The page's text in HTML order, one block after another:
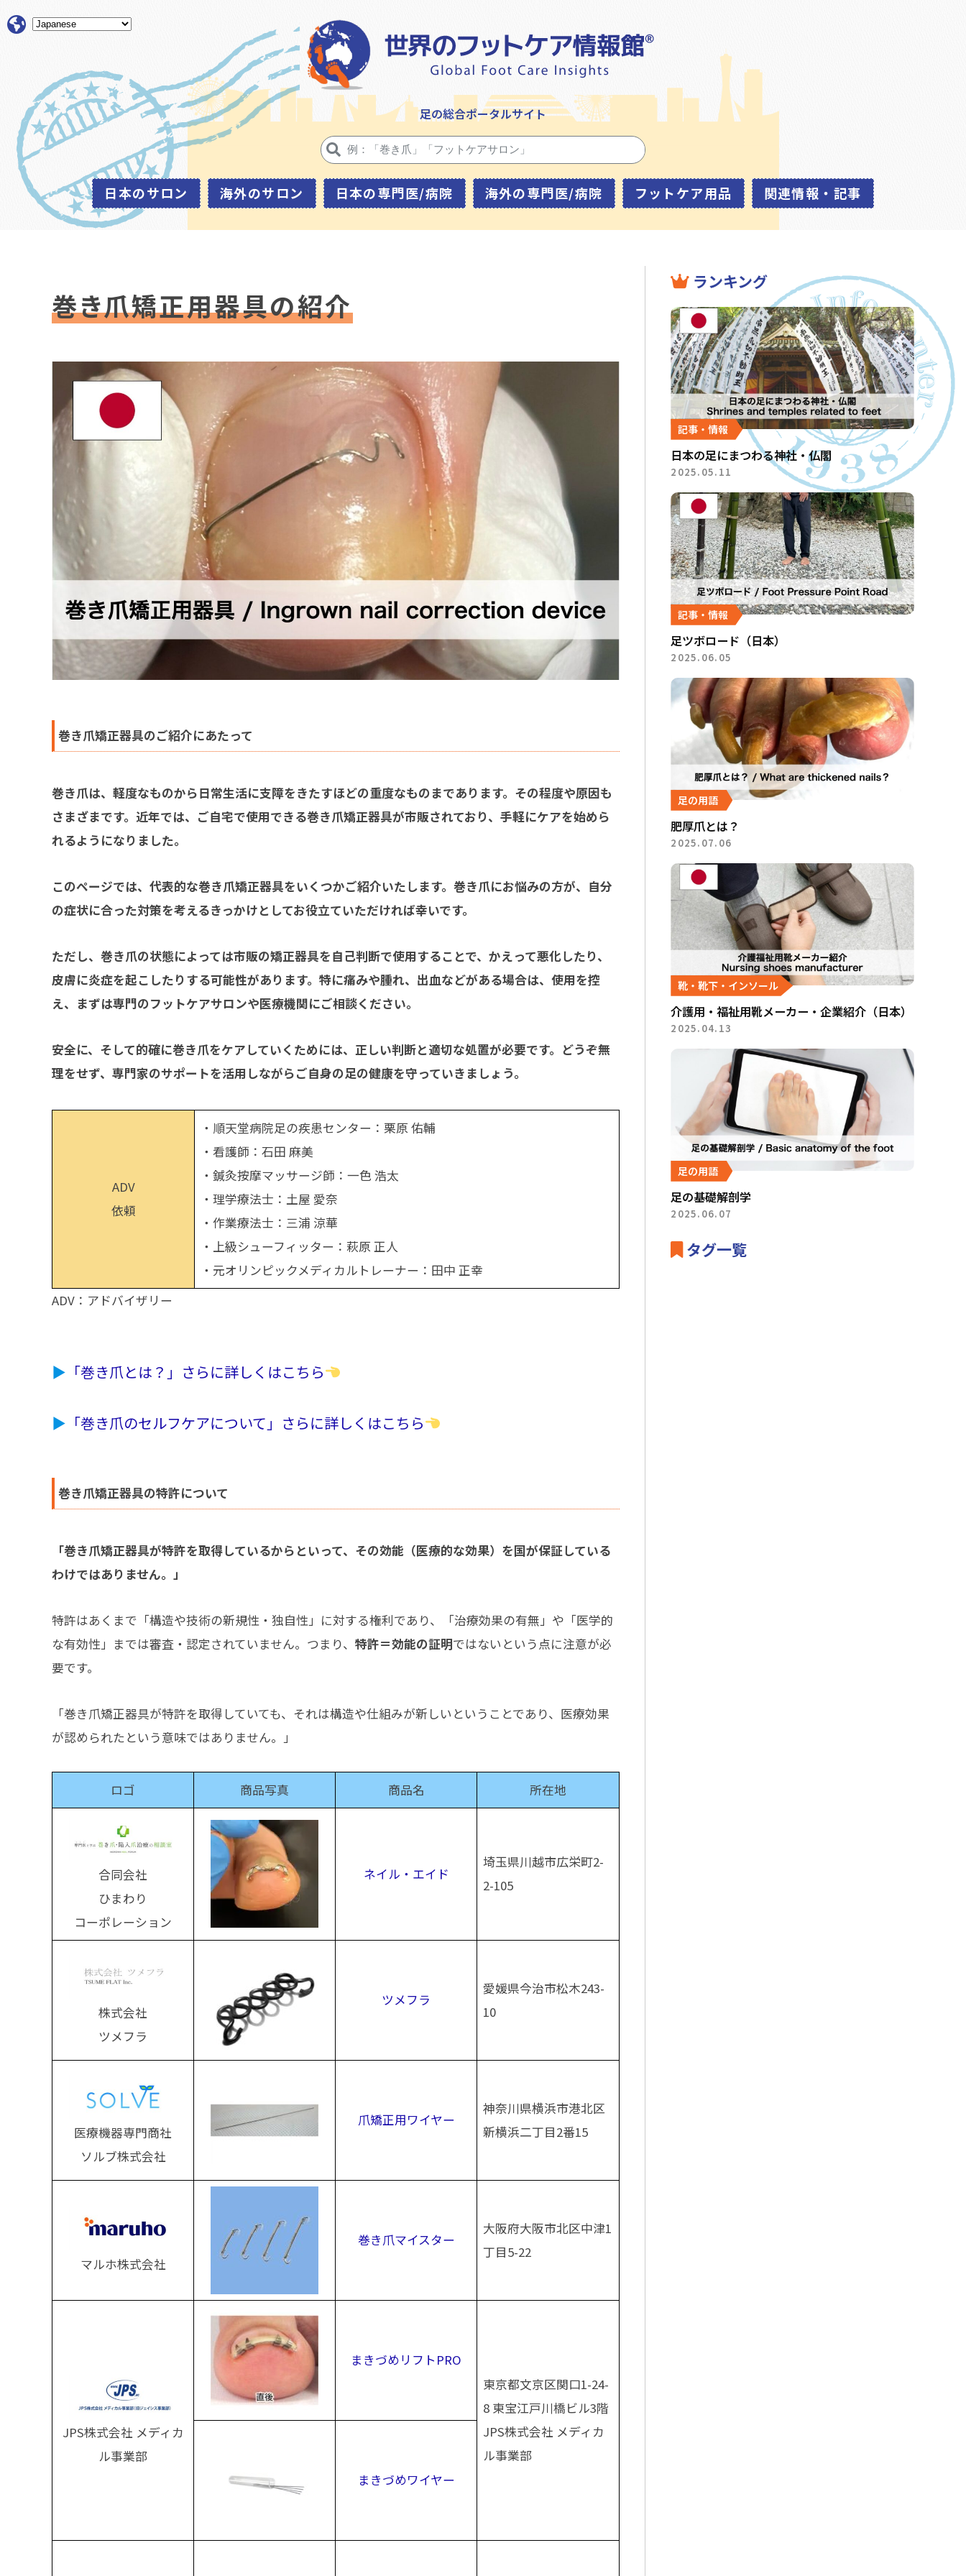
足の総合ポータルサイト
日本のサロン 海外のサロン 日本の専門医/病院 海外の専門医/病院 フットケア用品 関連情報・記事
巻き爪矯正用器具の紹介
巻き爪矯正器具のご紹介にあたって
巻き爪は、軽度なものから日常生活に支障をきたすほどの重度なものまであります。その程度や原因も
さまざまです。近年では、ご自宅で使用できる巻き爪矯正器具が市販されており、手軽にケアを始めら
れるようになりました。
このページでは、代表的な巻き爪矯正器具をいくつかご紹介いたします。巻き爪にお悩みの方が、自分
の症状に合った対策を考えるきっかけとしてお役立ていただければ幸いです。
ただし、巻き爪の状態によっては市販の矯正器具を自己判断で使用することで、かえって悪化したり、
皮膚に炎症を起こしたりする可能性があります。特に痛みや腫れ、出血などがある場合は、使用を控
え、まずは専門のフットケアサロンや医療機関にご相談ください。
安全に、そして的確に巻き爪をケアしていくためには、正しい判断と適切な処置が必要です。どうぞ無
理をせず、専門家のサポートを活用しながらご自身の足の健康を守っていきましょう。
ADV
依頼
・順天堂病院足の疾患センター：栗原 佑輔
・看護師：石田 麻美
・鍼灸按摩マッサージ師：一色 浩太
・理学療法士：土屋 愛奈
・作業療法士：三浦 涼華
・上級シューフィッター：萩原 正人
・元オリンピックメディカルトレーナー：田中 正幸
ADV：アドバイザリー
▶︎ 「巻き爪とは？」さらに詳しくはこちら
▶︎ 「巻き爪のセルフケアについて」さらに詳しくはこちら
巻き爪矯正器具の特許について
「巻き爪矯正器具が特許を取得しているからといって、その効能（医療的な効果）を国が保証している
わけではありません。」
特許はあくまで「構造や技術の新規性・独自性」に対する権利であり、「治療効果の有無」や「医学的
な有効性」までは審査・認定されていません。つまり、 特許＝効能の証明ではないという点に注意が必
要です。
「巻き爪矯正器具が特許を取得していても、それは構造や仕組みが新しいということであり、医療効果
が認められたという意味ではありません。」
ロゴ 商品写真 商品名 所在地
合同会社
ひまわり
コーポレーション
ネイル・エイド
埼玉県川越市広栄町2-
2-105
株式会社
ツメフラ
ツメフラ
愛媛県今治市松木243-
10
医療機器専門商社
ソルブ株式会社
爪矯正用ワイヤー
神奈川県横浜市港北区
新横浜二丁目2番15
マルホ株式会社
巻き爪マイスター
大阪府大阪市北区中津1
丁目5-22
JPS株式会社 メディカ
ル事業部
まきづめリフトPRO
東京都文京区関口1-24-
8 東宝江戸川橋ビル3階
JPS株式会社 メディカ
ル事業部
まきづめワイヤー
ランキング
記事・情報
日本の足にまつわる神社・仏閣
2025.05.11
記事・情報
足ツボロード（日本）
2025.06.05
足の用語
肥厚爪とは？
2025.07.06
靴・靴下・インソール
介護用・福祉用靴メーカー・企業紹介（日本）
2025.04.13
足の用語
足の基礎解剖学
2025.06.07
タグ一覧